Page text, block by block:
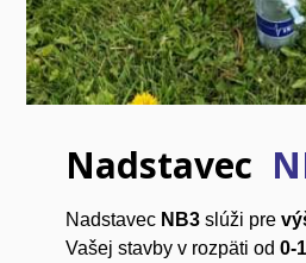
Nadstavec
Nadstavec NB3slúži pre
Vašej stavby v rozpäti od 0-